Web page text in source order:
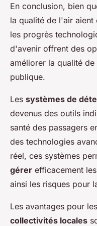
En conclusion, bien
la qualité de l'air aient
les progrès
d'avenir offrent des
améliorer la qualité
publique.
Les systèmes de
devenus des outils
santé des passagers
des technologies
réel, ces systèmes
gérer efficacement
ainsi les risques pour
Les avantages pour les
collectivités locales